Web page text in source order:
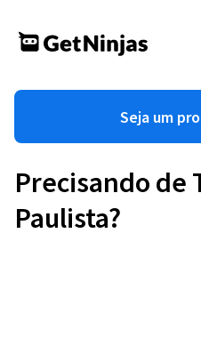
Seja um
Precisando de
Paulista?